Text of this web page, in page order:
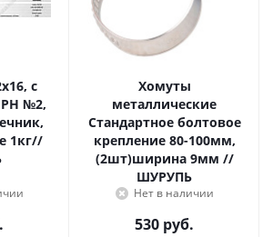
№2,
1кг//
Хомуты
металлические
Стандартное болтовое
крепление 80-100мм,
(2шт)ширина 9мм //
ШУРУПЬ
Нет в наличии
530 руб.